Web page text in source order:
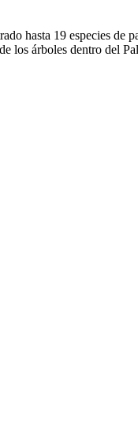
hasta 19 especies de
los árboles dentro del